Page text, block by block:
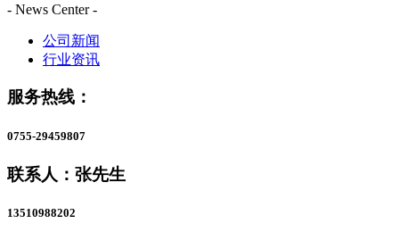
- News Center -
公司新闻
行业资讯
服务热线：
0755-29459807
联系人：张先生
13510988202